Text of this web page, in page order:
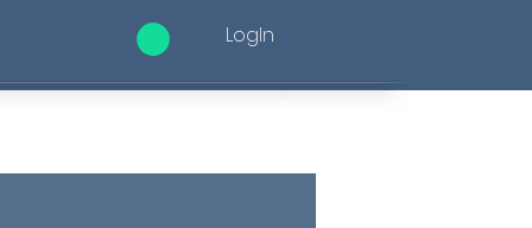
LogIn